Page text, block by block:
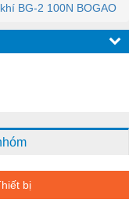
BG-2 100N BOGAO
bị